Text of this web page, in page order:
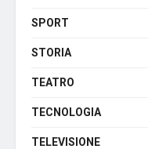
SPORT
STORIA
TEATRO
TECNOLOGIA
TELEVISIONE